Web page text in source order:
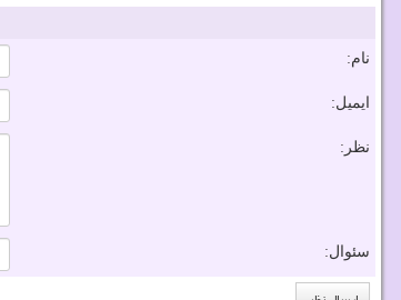
نام:
ایمیل:
نظر:
سئوال: